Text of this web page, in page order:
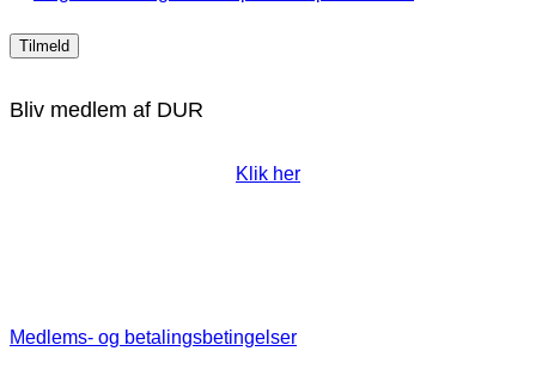
Bliv medlem af DUR
Klik her
Medlems- og betalingsbetingelser